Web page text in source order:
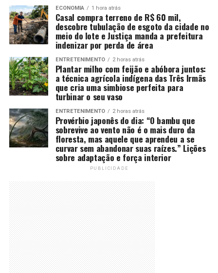
ECONOMIA 1 hora atrás
Casal compra terreno de R$ 60 mil,
descobre tubulação de esgoto da cidade no
meio do lote e Justiça manda a prefeitura
indenizar por perda de área
ENTRETENIMENTO 2 horas atrás
Plantar milho com feijão e abóbora juntos:
a técnica agrícola indígena das Três Irmãs
que cria uma simbiose perfeita para
turbinar o seu vaso
ENTRETENIMENTO 2 horas atrás
Provérbio japonês do dia: “O bambu que
sobrevive ao vento não é o mais duro da
floresta, mas aquele que aprendeu a se
curvar sem abandonar suas raízes.” Lições
sobre adaptação e força interior
PUBLICIDADE